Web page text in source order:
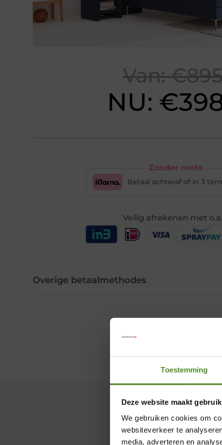
Toestemming
Deze website maakt
We gebruiken cookies om
websiteverkeer te
media, adverteren en
Van:
NU:
Zonder rente
Betaal achteraf of in 3
Veilig afrekenen met
Overige betaalmethodes